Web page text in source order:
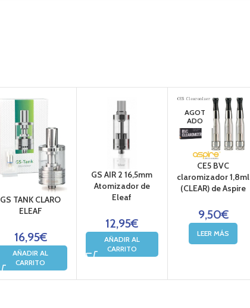
GS TANK CLARO
ELEAF
16,95€
AÑADIR AL
CARRITO
GS AIR 2 16,5mm
Atomizador de
Eleaf
12,95€
AÑADIR AL
CARRITO
AGOT
ADO
CE5 BVC
claromizador 1,8ml
(CLEAR) de Aspire
9,50€
LEER MÁS